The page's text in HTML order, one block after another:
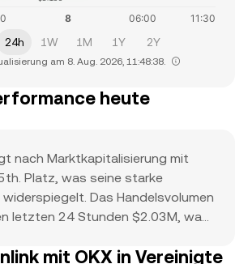
24h 1W 1M 1Y 2Y
am 8. Aug. 2026, 11:48:38.
heute
nach Marktkapitalisierung mit
Platz, was seine starke
Das Handelsvolumen
letzten 24 Stunden $2.03M, was
$52.99 dient als Bezugspunkt für
mit OKX in Vereinigte